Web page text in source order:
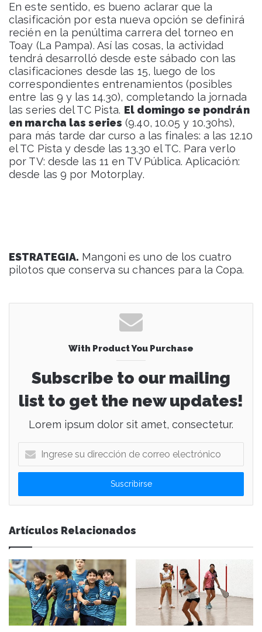
En este sentido, es bueno aclarar que la
clasificación por esta nueva opción se definirá
recién en la penúltima carrera del torneo en
Toay (La Pampa). Así las cosas, la actividad
tendrá desarrolló desde este sábado con las
clasificaciones desde las 15, luego de los
correspondientes entrenamientos (posibles
entre las 9 y las 14.30), completando la jornada
las series del TC Pista. El domingo se pondrán
en marcha las series (9.40, 10.05 y 10.30hs),
para más tarde dar curso a las finales: a las 12.10
el TC Pista y desde las 13.30 el TC. Para verlo
por TV: desde las 11 en TV Pública. Aplicación:
desde las 9 por Motorplay.
ESTRATEGIA. Mangoni es uno de los cuatro
pilotos que conserva su chances para la Copa.
With Product You Purchase
Subscribe to our mailing
list to get the new updates!
Lorem ipsum dolor sit amet, consectetur.
g
e
s
u
d
i
r
e
c
Artículos Relacionados